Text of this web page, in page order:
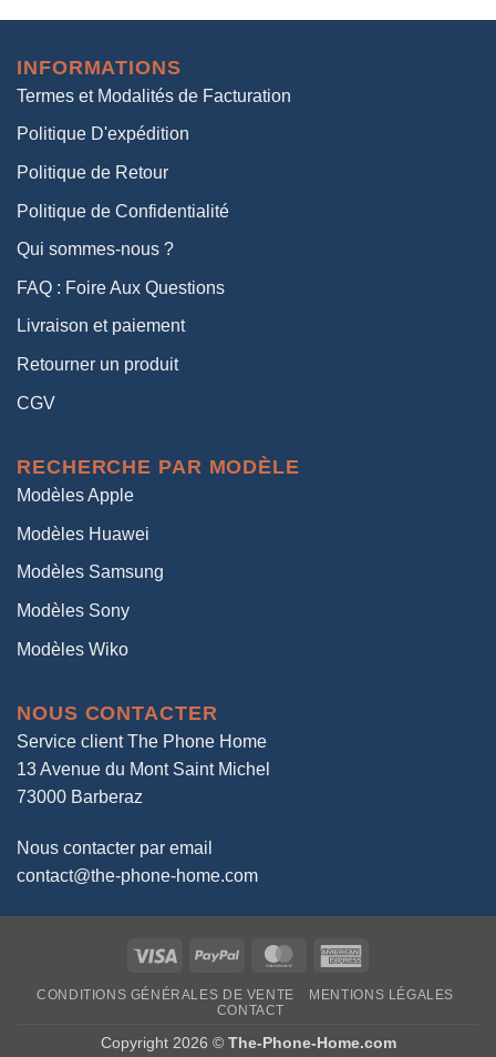
initial
38,00€.
actuel
INFORMATIONS
Termes et Modalités de Facturation
Politique D'expédition
Politique de Retour
Politique de Confidentialité
Qui sommes-nous ?
FAQ : Foire Aux Questions
Livraison et paiement
Retourner un produit
CGV
RECHERCHE PAR MODÈLE
Modèles Apple
Modèles Huawei
Modèles Samsung
Modèles Sony
Modèles Wiko
NOUS CONTACTER
Service client The Phone Home
13 Avenue du Mont Saint Michel
73000 Barberaz
Nous contacter par email
contact@the-phone-home.com
Visa PayPal MasterCard
CONDITIONS GÉNÉRALES DE VENTE
MENTIONS LÉGALES
CONTACT
Copyright 2026 © The-Phone-Home.com